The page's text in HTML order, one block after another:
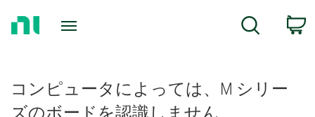
Search
コンピュータによっては、M シリー
ズのボードを認識しません